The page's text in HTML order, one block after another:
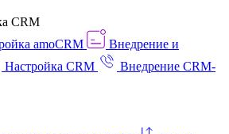
CRM
amoCRM
Внедрение и
Настройка CRM
Внедрение CRM-